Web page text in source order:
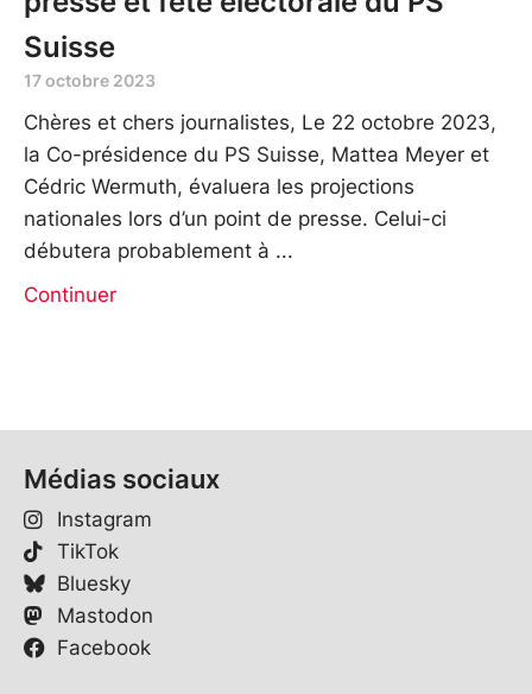
Suisse
17 octobre 2023
Chères et chers journalistes, Le 22 octobre 2023,
la Co-présidence du PS Suisse, Mattea Meyer et
Cédric Wermuth, évaluera les projections
nationales lors d’un point de presse. Celui-ci
débutera probablement à
Continuer
Médias sociaux
Instagram
TikTok
Bluesky
Mastodon
Facebook